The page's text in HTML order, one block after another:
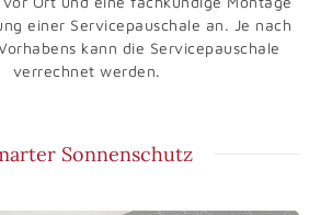
einer Servicepauschale an. Je nach
kann die Servicepauschale
verrechnet werden.
Sonnenschutz